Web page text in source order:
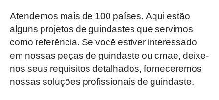
Atendemos mais de 100 países. Aqui estão
alguns projetos de guindastes que servimos
como referência. Se você estiver interessado
em nossas peças de guindaste ou crnae, deixe-
nos seus requisitos detalhados, forneceremos
nossas soluções profissionais de guindaste.